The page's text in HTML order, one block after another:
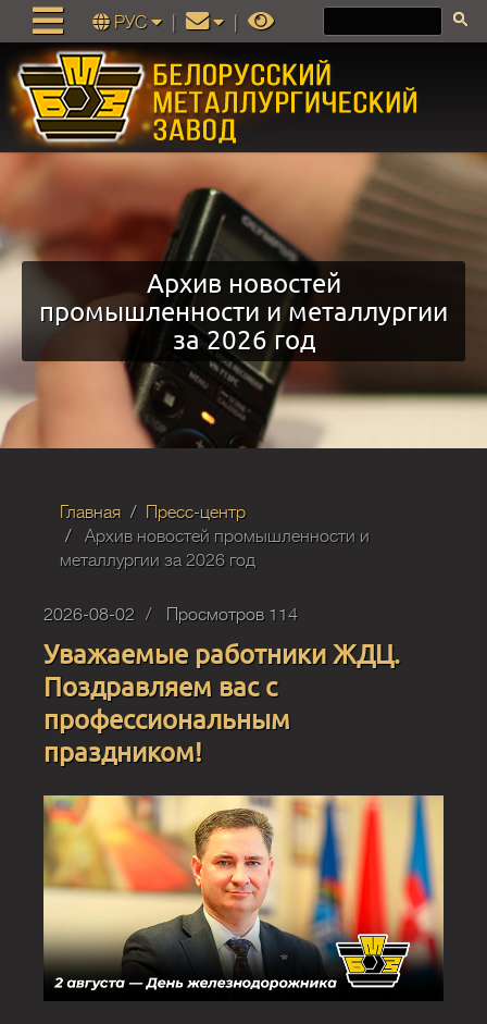
РУС
Архив новостей
промышленности и металлургии
за 2026 год
Главная
Пресс-центр
Архив новостей промышленности и
металлургии за 2026 год
2026-08-02 Просмотров 114
Уважаемые работники ЖДЦ.
Поздравляем вас с
профессиональным
праздником!